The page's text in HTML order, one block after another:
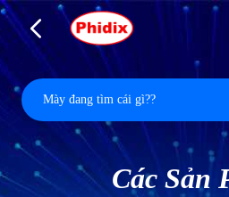
Các Sản